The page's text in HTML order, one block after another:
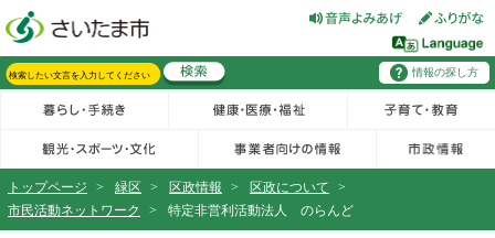
情報の探し方
トップページ > 緑区 > 区政情報 > 区政について
>
市民活動ネットワーク
> 特定非営利活動法人 のらんど